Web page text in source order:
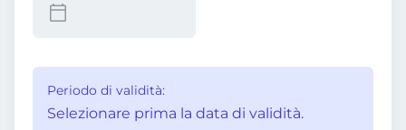
Periodo di validità:
Selezionare prima la data di validità.